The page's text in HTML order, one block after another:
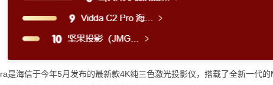
海信于今年5月发布的最新款4K纯三色激光投影仪，搭载了全新一代的